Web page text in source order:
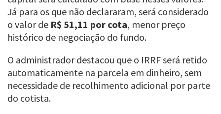
Já para os que não declararam, será considerado
o valor de R$ 51,11 por cota, menor preço
histórico de negociação do fundo.
O administrador destacou que o IRRF será retido
automaticamente na parcela em dinheiro, sem
necessidade de recolhimento adicional por parte
do cotista.